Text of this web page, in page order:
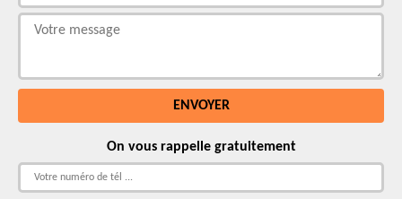
On vous rappelle gratuitement